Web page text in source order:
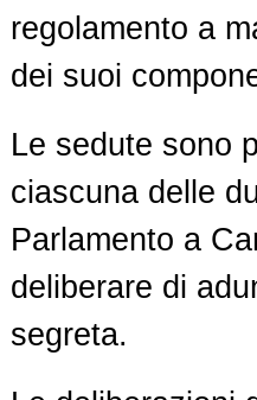
regolamento a
dei suoi
Le sedute sono
ciascuna delle
Parlamento a
deliberare di
segreta.